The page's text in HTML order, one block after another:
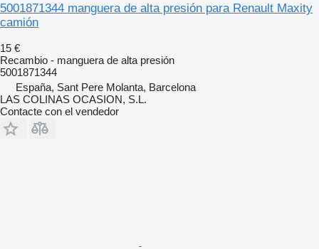
5001871344 manguera de alta presión para Renault Maxity
camión
15 €
Recambio - manguera de alta presión
5001871344
España, Sant Pere Molanta, Barcelona
LAS COLINAS OCASION, S.L.
Contacte con el vendedor